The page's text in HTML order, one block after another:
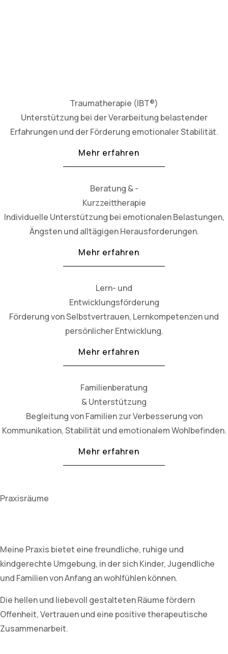
Traumatherapie (IBT®)
Unterstützung bei der Verarbeitung belastender
Erfahrungen und der Förderung emotionaler Stabilität.
Mehr erfahren
Beratung & -
Kurzzeittherapie
Individuelle Unterstützung bei emotionalen Belastungen,
Ängsten und alltägigen Herausforderungen.
Mehr erfahren
Lern- und
Entwicklungsförderung
Förderung von Selbstvertrauen, Lernkompetenzen und
persönlicher Entwicklung.
Mehr erfahren
Familienberatung
& Unterstützung
Begleitung von Familien zur Verbesserung von
Kommunikation, Stabilität und emotionalem Wohlbefinden.
Mehr erfahren
Praxisräume
Meine Praxis bietet eine freundliche, ruhige und
kindgerechte Umgebung, in der sich Kinder, Jugendliche
und Familien von Anfang an wohlfühlen können.
Die hellen und liebevoll gestalteten Räume fördern
Offenheit, Vertrauen und eine positive therapeutische
Zusammenarbeit.